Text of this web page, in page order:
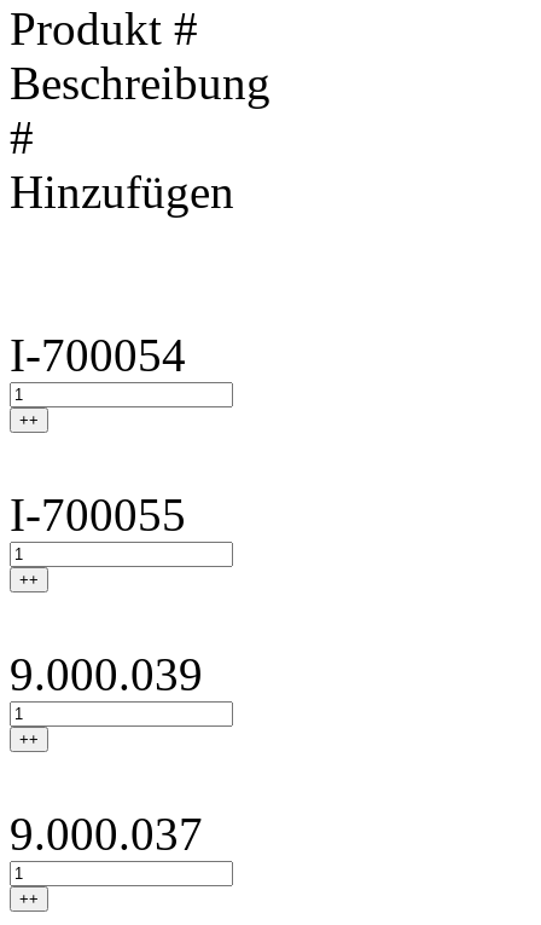
Produkt #
Beschreibung
#
Hinzufügen
I-700054
++
I-700055
++
9.000.039
++
9.000.037
++